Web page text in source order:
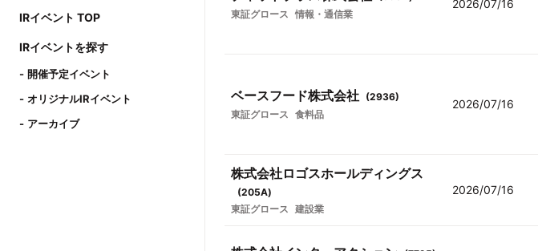
IRイベント TOP
IRイベントを探す
開催予定イベント
オリジナルIRイベント
アーカイブ
東証グロース 情報・通信業
2026/07/16
ベースフード株式会社 (2936)
東証グロース 食料品
2026/07/16
株式会社ロゴスホールディングス
(205A)
東証グロース 建設業
2026/07/16